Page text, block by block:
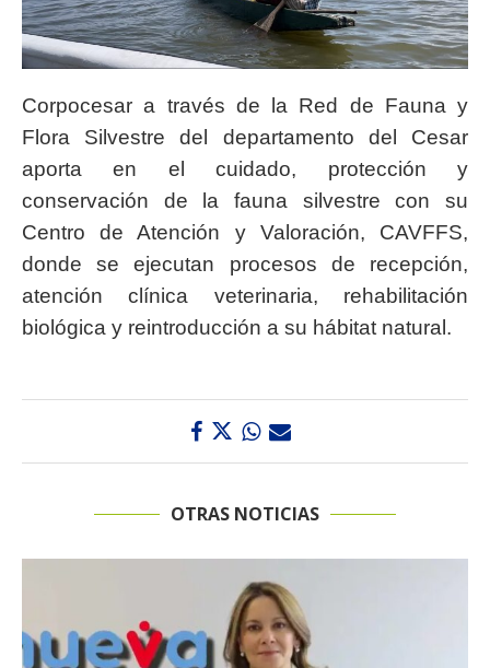
Corpocesar a través de la Red de Fauna y
Flora Silvestre del departamento del Cesar
aporta en el cuidado, protección y
conservación de la fauna silvestre con su
Centro de Atención y Valoración, CAVFFS,
donde se ejecutan procesos de recepción,
atención clínica veterinaria, rehabilitación
biológica y reintroducción a su hábitat natural.
OTRAS NOTICIAS